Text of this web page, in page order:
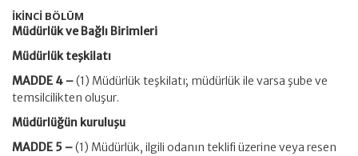
İKİNCİ BÖLÜM
Müdürlük ve Bağlı Birimleri
Müdürlük teşkilatı
MADDE 4 –(1) Müdürlük teşkilatı; müdürlük ile varsa şube ve
temsilcilikten oluşur.
Müdürlüğün kuruluşu
MADDE 5 –(1) Müdürlük, ilgili odanın teklifi üzerine veya resen